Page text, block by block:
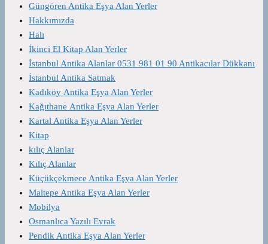
Güngören Antika Eşya Alan Yerler
Hakkımızda
Halı
İkinci El Kitap Alan Yerler
İstanbul Antika Alanlar 0531 981 01 90 Antikacılar Dükkanı
İstanbul Antika Satmak
Kadıköy Antika Eşya Alan Yerler
Kağıthane Antika Eşya Alan Yerler
Kartal Antika Eşya Alan Yerler
Kitap
kılıç Alanlar
Kılıç Alanlar
Küçükçekmece Antika Eşya Alan Yerler
Maltepe Antika Eşya Alan Yerler
Mobilya
Osmanlıca Yazılı Evrak
Pendik Antika Eşya Alan Yerler